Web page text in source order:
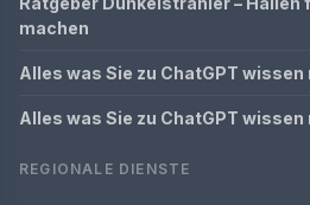
machen
Alles was Sie zu ChatGPT wissen
Alles was Sie zu ChatGPT wissen
REGIONALE DIENSTE